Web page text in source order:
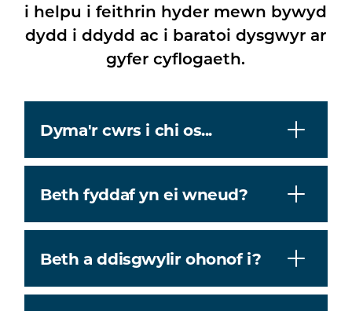
i helpu i feithrin hyder mewn bywyd
dydd i ddydd ac i baratoi dysgwyr ar
gyfer cyflogaeth.
Dyma'r cwrs i chi os...
Beth fyddaf yn ei wneud?
Beth a ddisgwylir ohonof i?